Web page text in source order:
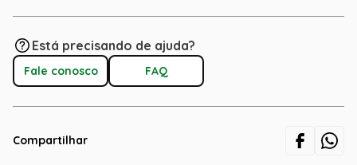
Está precisando de ajuda?
Fale conosco FAQ
Compartilhar